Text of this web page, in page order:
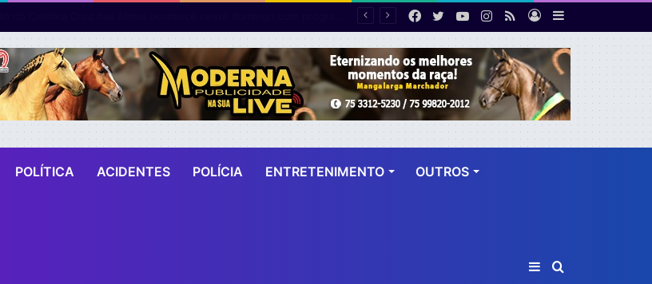
Barra
Lateral
Entrar
RSS
Instagram
YouTube
Twitter
Facebook
POLÍTICA ACIDENTES POLÍCIA ENTRETENIMENTO OUTROS
Barra